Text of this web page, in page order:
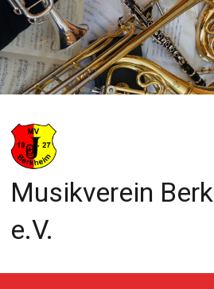
Zum
Inhalt
springen
Musikverein
e.V.